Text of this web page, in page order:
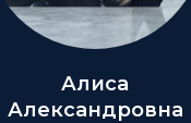
Алиса
Александровна